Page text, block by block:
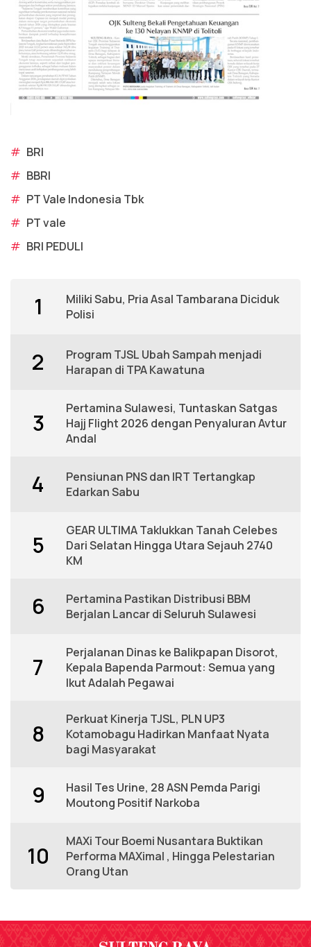
# BRI
# BBRI
# PT Vale Indonesia Tbk
# PT vale
# BRI PEDULI
1
Miliki Sabu, Pria Asal Tambarana Diciduk
Polisi
2
Program TJSL Ubah Sampah menjadi
Harapan di TPA Kawatuna
3
Pertamina Sulawesi, Tuntaskan Satgas
Hajj Flight 2026 dengan Penyaluran Avtur
Andal
4
Pensiunan PNS dan IRT Tertangkap
Edarkan Sabu
5
GEAR ULTIMA Taklukkan Tanah Celebes
Dari Selatan Hingga Utara Sejauh 2740
KM
6
Pertamina Pastikan Distribusi BBM
Berjalan Lancar di Seluruh Sulawesi
7
Perjalanan Dinas ke Balikpapan Disorot,
Kepala Bapenda Parmout: Semua yang
Ikut Adalah Pegawai
8
Perkuat Kinerja TJSL, PLN UP3
Kotamobagu Hadirkan Manfaat Nyata
bagi Masyarakat
9
Hasil Tes Urine, 28 ASN Pemda Parigi
Moutong Positif Narkoba
10
MAXi Tour Boemi Nusantara Buktikan
Performa MAXimal , Hingga Pelestarian
Orang Utan